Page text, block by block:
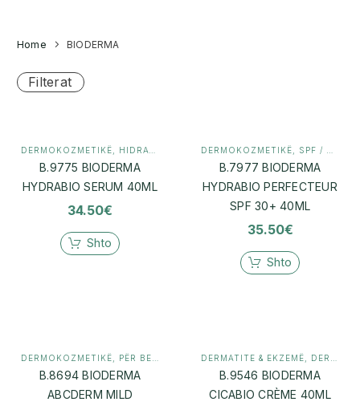
Home BIODERMA
Filterat
DERMOKOZMETIKË HIDRATIM
B.9775 BIODERMA
HYDRABIO SERUM 40ML
34.50€
Shto
DERMOKOZMETIKË SPF / MBROJTJE DIELLI
B.7977 BIODERMA
HYDRABIO PERFECTEUR
SPF 30+ 40ML
35.50€
Shto
DERMOKOZMETIKË PËR BEBE
B.8694 BIODERMA
ABCDERM MILD
DERMATITE & EKZEMË DERMOKOZMETIKË
B.9546 BIODERMA
CICABIO CRÈME 40ML